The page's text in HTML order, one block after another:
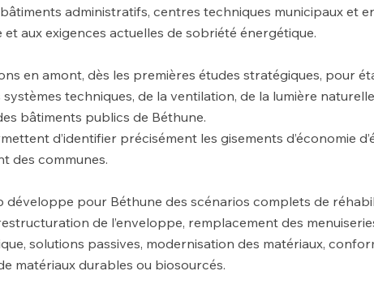
administratifs, centres techniques municipaux et
aux exigences actuelles de sobriété énergétique.
en amont, dès les premières études stratégiques, pour
systèmes techniques, de la ventilation, de la lumière
bâtiments publics de Béthune.
d’identifier précisément les gisements d’économie
des communes.
développe pour Béthune des scénarios complets de
de l’enveloppe, remplacement des
solutions passives, modernisation des matériaux,
matériaux durables ou biosourcés.